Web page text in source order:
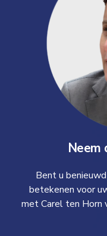
Neem
Bent u
betekenen voor
met Carel ten Horn